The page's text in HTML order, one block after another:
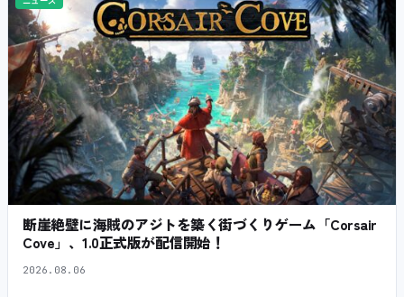
断崖絶壁に海賊のアジトを築く街づくりゲーム「Corsair
Cove」、1.0正式版が配信開始！
2026.08.06